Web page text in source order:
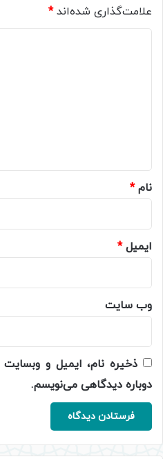
علامت‌گذاری شده‌اند*
نام*
ایمیل*
وب‌ سایت
ذخیره نام، ایمیل و
دوباره دیدگاهی می‌نویسم.